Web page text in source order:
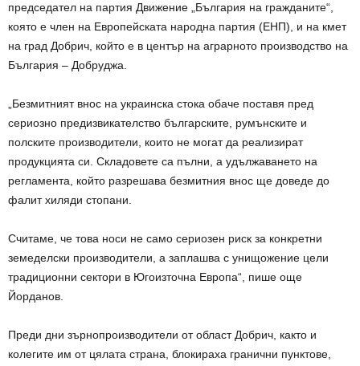
председател на партия Движение „България на гражданите“,
която е член на Европейската народна партия (ЕНП), и на кмет
на град Добрич, който е в център на аграрното производство на
България – Добруджа.
„Безмитният внос на украинска стока обаче поставя пред
сериозно предизвикателство българските, румънските и
полските производители, които не могат да реализират
продукцията си. Складовете са пълни, а удължаването на
регламента, който разрешава безмитния внос ще доведе до
фалит хиляди стопани.
Считаме, че това носи не само сериозен риск за конкретни
земеделски производители, а заплашва с унищожение цели
традиционни сектори в Югоизточна Европа“, пише още
Йорданов.
Преди дни зърнопроизводители от област Добрич, както и
колегите им от цялата страна, блокираха гранични пунктове,